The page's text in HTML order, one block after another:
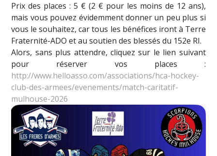
Prix des places : 5 € (2 € pour les moins de 12 ans),
mais vous pouvez évidemment donner un peu plus si
vous le souhaitez, car tous les bénéfices iront à Terre
Fraternité-ADO et au soutien des blessés du 152e RI.
Alors, sans plus attendre, cliquez sur le lien suivant
pour réserver vos places :
http://www.helloasso.com/associations/hca-hockey-
club-des-armees/evenements/match-caritatif-
mulhouse-2026